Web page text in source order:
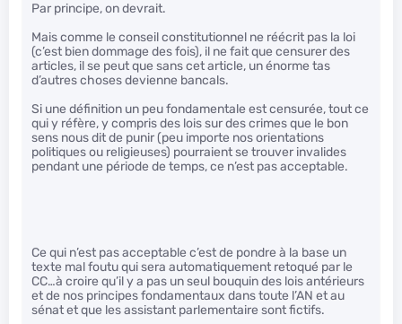
Par principe, on devrait.
Mais comme le conseil constitutionnel ne réécrit pas la loi
(c’est bien dommage des fois), il ne fait que censurer des
articles, il se peut que sans cet article, un énorme tas
d’autres choses devienne bancals.
Si une définition un peu fondamentale est censurée, tout ce
qui y réfère, y compris des lois sur des crimes que le bon
sens nous dit de punir (peu importe nos orientations
politiques ou religieuses) pourraient se trouver invalides
pendant une période de temps, ce n’est pas acceptable.
Ce qui n’est pas acceptable c’est de pondre à la base un
texte mal foutu qui sera automatiquement retoqué par le
CC…à croire qu’il y a pas un seul bouquin des lois antérieurs
et de nos principes fondamentaux dans toute l’AN et au
sénat et que les assistant parlementaire sont fictifs.